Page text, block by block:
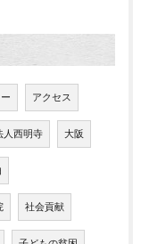
アクセス
人西明寺 大阪
社会貢献